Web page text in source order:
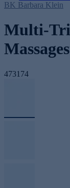
BK Barbara Klein
Multi-
473174